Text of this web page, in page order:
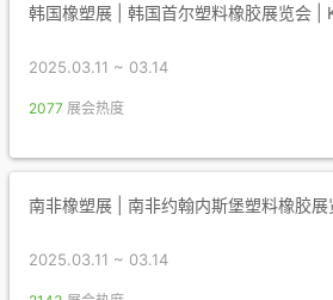
韩国橡塑展 | 韩国首尔塑料橡胶展览会 |
2025.03.11 ~ 03.14
2077 展会热度
南非橡塑展 | 南非约翰内斯堡塑料橡胶
2025.03.11 ~ 03.14